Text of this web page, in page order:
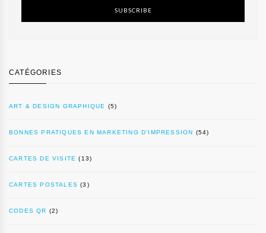
SUBSCRIBE
CATÉGORIES
ART & DESIGN GRAPHIQUE (5)
BONNES PRATIQUES EN MARKETING D’IMPRESSION (54)
CARTES DE VISITE (13)
CARTES POSTALES (3)
CODES QR (2)